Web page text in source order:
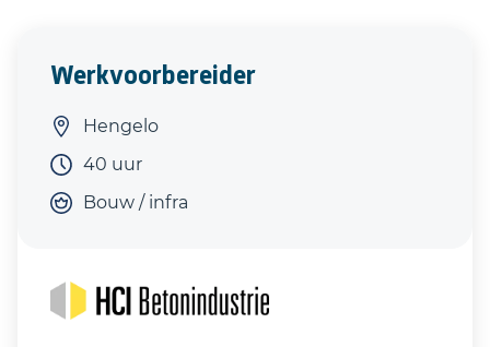
Werkvoorbereider
Hengelo
40 uur
Bouw / infra